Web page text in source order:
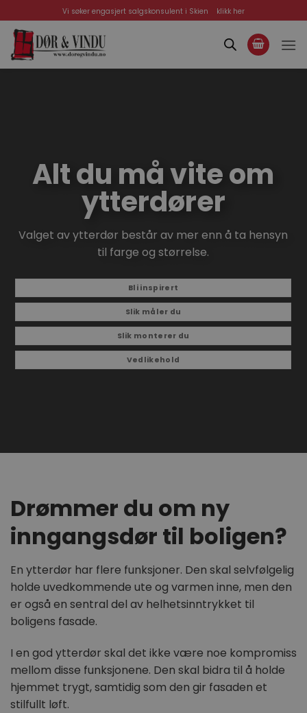
to
content
Vi søker engasjert salgskonsulent i Skien klikk her
Alt du må vite om
ytterdører
Valget av ytterdør består av mer enn å ta hensyn
til farge og størrelse.
Bli inspirert
Slik måler du
Slik monterer du
Vedlikehold
Drømmer du om ny
inngangsdør til boligen?
En ytterdør har flere funksjoner. Den skal selvfølgelig
holde uvedkommende ute og varmen inne, men den
er også en sentral del av helhetsinntrykket til
boligens fasade.
I en god ytterdør skal det ikke være noe kompromiss
mellom disse funksjonene. Den skal bidra til å holde
hjemmet trygt, samtidig som den gir fasaden et
stilfullt løft.